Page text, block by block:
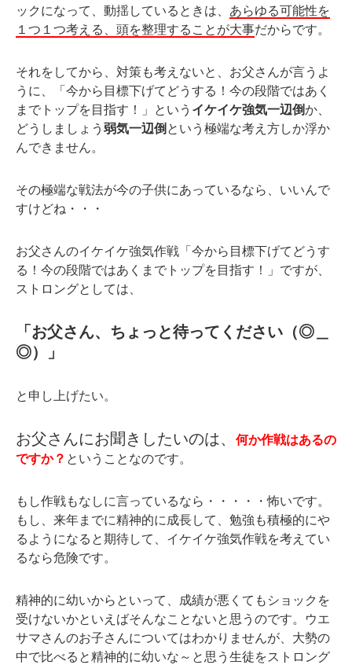
ックになって、動揺しているときは、 あらゆる可能性を
１つ１つ考える、頭を整理することが大事だからです。
それをしてから、対策も考えないと、お父さんが言うよ
うに、「今から目標下げてどうする！今の段階ではあく
までトップを目指す！」という イケイケ強気一辺倒か、
どうしましょう 弱気一辺倒 という極端な考え方しか浮か
んできません。
その極端な戦法が今の子供にあっているなら、いいんで
すけどね・・・
お父さんのイケイケ強気作戦「今から目標下げてどうす
る！今の段階ではあくまでトップを目指す！」ですが、
ストロングとしては、
「お父さん、ちょっと待ってください（◎＿
◎）」
と申し上げたい。
お父さんにお聞きしたいのは、
何か作戦はあるの
ですか？ ということなのです。
もし作戦もなしに言っているなら・・・・・怖いです。
もし、来年までに精神的に成長して、勉強も積極的にや
るようになると期待して、イケイケ強気作戦を考えてい
るなら危険です。
精神的に幼いからといって、成績が悪くてもショックを
受けないかといえばそんなことないと思うのです。ウエ
サマさんのお子さんについてはわかりませんが、大勢の
中で比べると精神的に幼いな～と思う生徒をストロング